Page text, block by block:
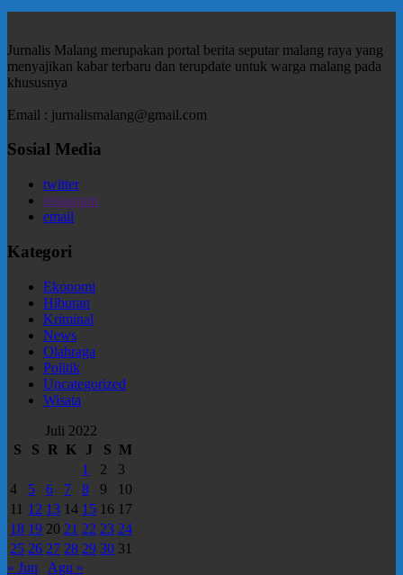
Jurnalis Malang merupakan portal berita seputar malang raya yang
menyajikan kabar terbaru dan terupdate untuk warga malang pada
khususnya
Email : jurnalismalang@gmail.com
Sosial Media
twitter
instagram
email
Kategori
Ekonomi
Hiburan
Kriminal
News
Olahraga
Politik
Uncategorized
Wisata
Juli 2022
S
S R K J S M
1
2
3
4
5 6 7 8 9
10
11 12 13 14 15 16 17
18 19 20 21 22 23 24
25 26 27 28 29 30 31
« Jun
Agu »